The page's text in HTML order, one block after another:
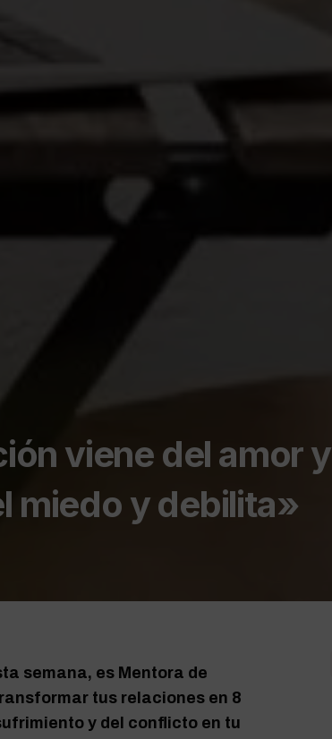
viene del amor y
miedo y debilita»
semana, es Mentora de
tus relaciones en 8
y del conflicto en tu